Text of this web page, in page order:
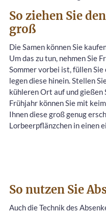
So ziehen Sie
groß
Die Samen können Sie
Um das zu tun, nehmen Sie
Sommer vorbei ist, füllen
legen diese hinein. Stellen
kühleren Ort auf und gießen
Frühjahr können Sie mit
Ihnen diese groß genug
Lorbeerpflänzchen in einen
So nutzen Sie
Auch die Technik des